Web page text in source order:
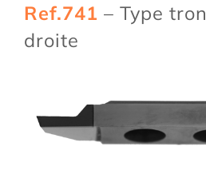
Ref.741 – Type
droite